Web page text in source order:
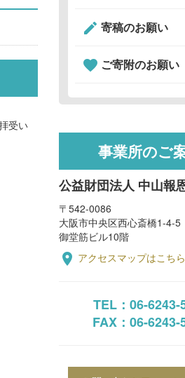
受い
create 寄稿のお願い
favorite ご寄附のお願い
事業所のご
公益財団法人 中山報
〒542-0086
大阪市中央区西心斎橋1-4-5
御堂筋ビル10階
place アクセスマップはこちら
TEL：06-6243-
FAX：06-6243-